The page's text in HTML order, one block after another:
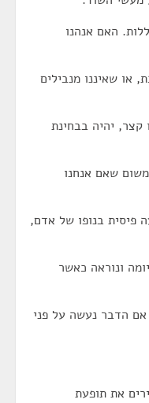
האם אנהנו
או שאיננו מנבילים
קצר, יהיה בבחינת
שאם אנחנו
פיסית בנופו של אדם,
ונוראה כאשר
אם הדבר נעשה על פני
את תופעת